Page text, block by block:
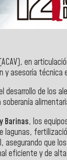
en
y asesoría
desarrollo de los
Barinas, los
lagunas,
asegurando que
eficiente y de